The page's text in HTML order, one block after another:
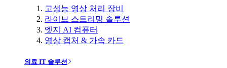
고성능 영상 처리 장비
라이브 스트리밍 솔루션
엣지 AI 컴퓨터
영상 캡처 & 가속 카드
의료 IT 솔루션